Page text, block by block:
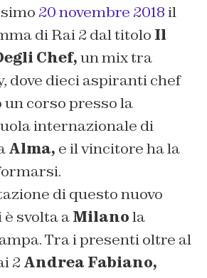
20 novembre 2018il
di Rai 2 dal titolo Il
Chef,un mix tra
dove dieci aspiranti chef
corso presso la
internazionale di
Alma, e il vincitore ha la
di questo nuovo
svolta aMilanola
Tra i presenti oltre al
2 Andrea Fabiano,